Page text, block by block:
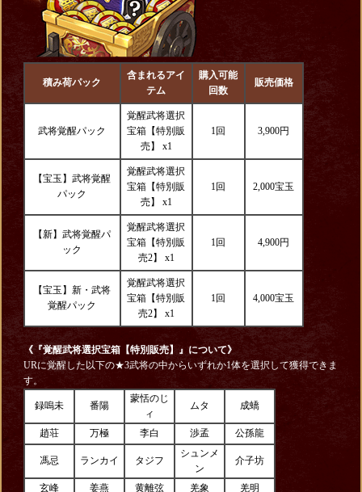
積み荷パック
含まれるアイ
テム
購入可能
回数
販売価格
武将覚醒パック
覚醒武将選択
宝箱【特別販
売】 x1
1回 3,900円
【宝玉】武将覚醒
パック
覚醒武将選択
宝箱【特別販
売】 x1
1回 2,000宝玉
【新】武将覚醒パ
ック
覚醒武将選択
宝箱【特別販
売2】 x1
1回 4,900円
【宝玉】新・武将
覚醒パック
覚醒武将選択
宝箱【特別販
売2】 x1
1回 4,000宝玉
《『覚醒武将選択宝箱【特別販売】 』について》
URに覚醒した以下の★3武将の中からいずれか1体を選択して獲得できま
す。
録嗚未 番陽
蒙恬のじ
ィ
ムタ 成蟜
趙荘 万極 李白 渉孟 公孫龍
馮忌 ランカイ タジフ
シュンメ
ン
介子坊
玄峰 姜燕 黄離弦 羌象
羌明